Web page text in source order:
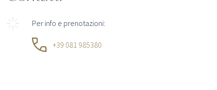
Per info e prenotazioni:
+39 081 985380